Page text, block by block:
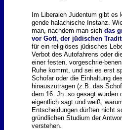
Im Liberalen Judentum gibt es
gende halachische Instanz.
man, nachdem man sich das
vor Gott, der jüdischen
für ein religiöses jüdisches
Verbot des Autofahrens oder
einer festen, vorgeschrie-
Ruhe kommt, und sei es erst
Schofar oder die Einhaltung
hinauszutragen (z.B. das
dem 16. Jh. so gesagt wurden
eigentlich sagt und weiß,
Entscheidungen dürften nicht
gründlichen Studium der
verstehen.